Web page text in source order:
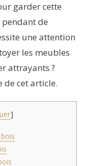
garder cette
de
une attention
les meubles
attrayants ?
de cet article.
]